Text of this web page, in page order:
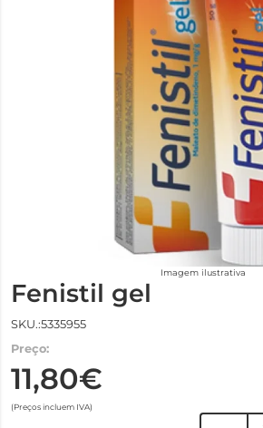
Imagem ilustrativa
Fenistil gel
SKU.:5335955
Preço:
11,80€
(Preços incluem IVA)